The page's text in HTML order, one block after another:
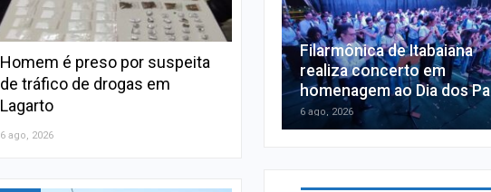
Homem é preso por suspeita
de tráfico de drogas em
Lagarto
6 ago, 2026
Filarmônica de Itabaiana
realiza concerto em
homenagem ao Dia dos
6 ago, 2026